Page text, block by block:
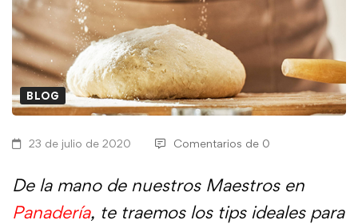
BLOG
23 de julio de 2020 Comentarios de 0
De la mano de nuestros Maestros en
Panadería, te traemos los tips ideales para